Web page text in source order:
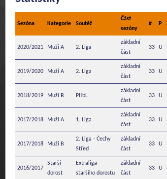
Sezóna Kategorie Soutěž
Část
sezóny
# P
2020/2021 Muži A 2. Liga
základní
část
33 U
2019/2020 Muži A 2. Liga
základní
část
33 U
2018/2019 Muži B PHbL
základní
část
33 U
2017/2018 Muži A 1. Liga
základní
část
33 U
2017/2018 Muži B
2. Liga - Čechy
Střed
základní
část
33 U
2016/2017
Starší
dorost
Extraliga
staršího dorostu
základní
část
33 U